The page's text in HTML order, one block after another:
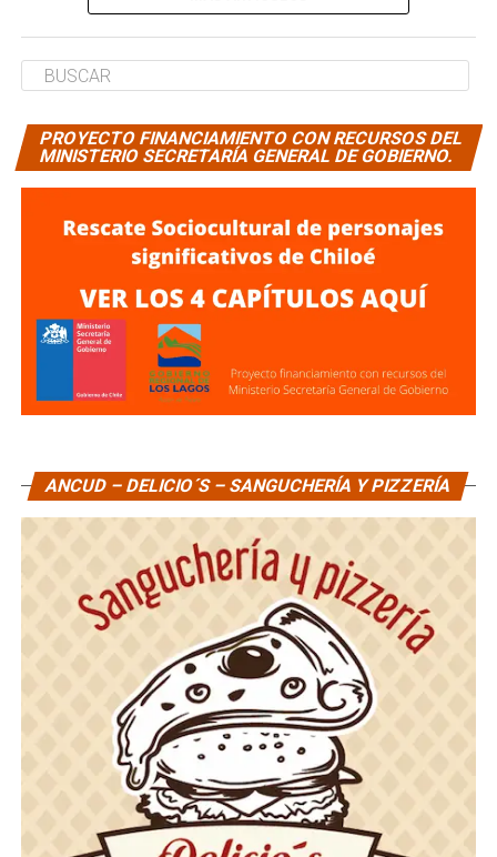
PROYECTO FINANCIAMIENTO CON RECURSOS DEL
MINISTERIO SECRETARÍA GENERAL DE GOBIERNO.
ANCUD – DELICIO´S – SANGUCHERÍA Y PIZZERÍA